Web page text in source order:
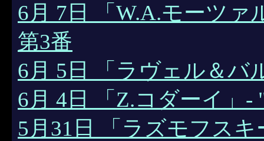
6月 7日 「W.A.モーツ
第3番
6月 5日 「ラヴェル＆バ
6月 4日 「Z.コダーイ」-
5月31日 「ラズモフスキ